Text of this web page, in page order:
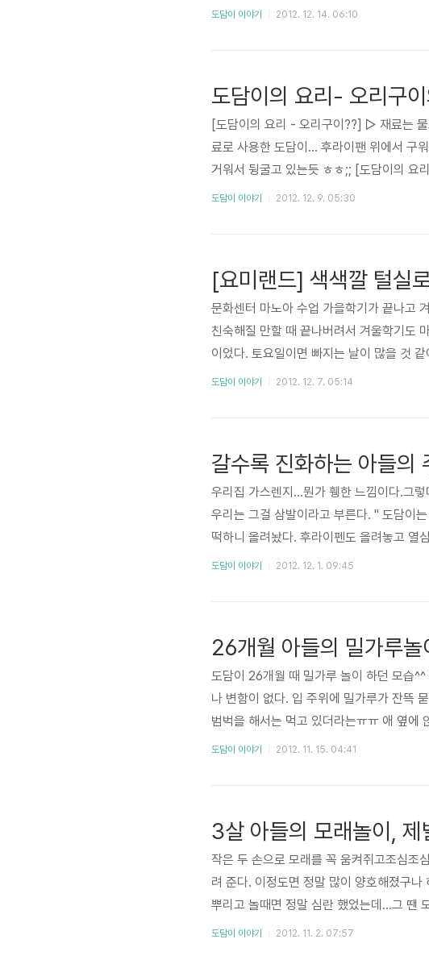
간단했다. 식빵은 테두리 부분을 잘라낸 다
도담이 이야기 2012. 12. 14. 06:10
도담이의 요리- 오리구
[도담이의 요리 - 오리구이??] ▷ 재료는
료로 사용한 도담이... 후라이팬 위에서 구
거워서 뒹굴고 있는듯 ㅎㅎ;; [도담이의 요
하던 전기 밥솥으로 뭔갈 열심히 하는 것
도담이 이야기 2012. 12. 9. 05:30
[요미랜드] 색색깔 털실
문화센터 마노아 수업 가을학기가 끝나고
친숙해질 만할 때 끝나버려서 겨울학기도
이었다. 토요일이면 빠지는 날이 많을 것
하다 선택한 것이 '요미랜드'였다. 어제가
든다고..
도담이 이야기 2012. 12. 7. 05:14
갈수록 진화하는 아들의
우리집 가스렌지...뭔가 휑한 느낌이다.그
우리는 그걸 삼발이라고 부른다. " 도담이
떡하니 올려놨다. 후라이펜도 올려놓고 열
그걸론 성에 안차는지...??집에 있는 주방
걸 ..
도담이 이야기 2012. 12. 1. 09:45
26개월 아들의 밀가루놀
도담이 26개월 때 밀가루 놀이 하던 모습
나 변함이 없다. 입 주위에 밀가루가 잔뜩
범벅을 해서는 먹고 있더라는ㅠㅠ 애 옆에
하는 말~ " 괜찮아~ 많이 먹은 것도 아닌데
도담이 이야기 2012. 11. 15. 04:41
3살 아들의 모래놀이, 제
작은 두 손으로 모래를 꼭 움켜쥐고조심조
려 준다. 이정도면 정말 많이 양호해졌구
뿌리고 놀때면 정말 심란 했었는데...그 땐
끝까지 온통 모래였었다. 물 만난 고기 마
도담이 이야기 2012. 11. 2. 07:57